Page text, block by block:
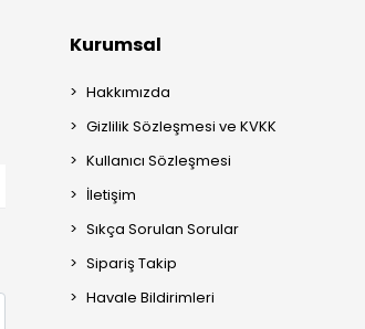
Kurumsal
Hakkımızda
Gizlilik Sözleşmesi ve KVKK
Kullanıcı Sözleşmesi
İletişim
Sıkça Sorulan Sorular
Sipariş Takip
Havale Bildirimleri